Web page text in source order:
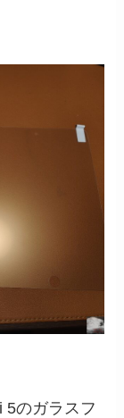
5のガラスフ